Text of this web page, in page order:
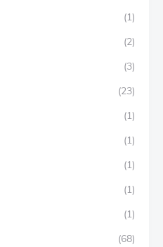
(1)
(2)
(3)
(23)
(1)
(1)
(1)
(1)
(1)
(68)